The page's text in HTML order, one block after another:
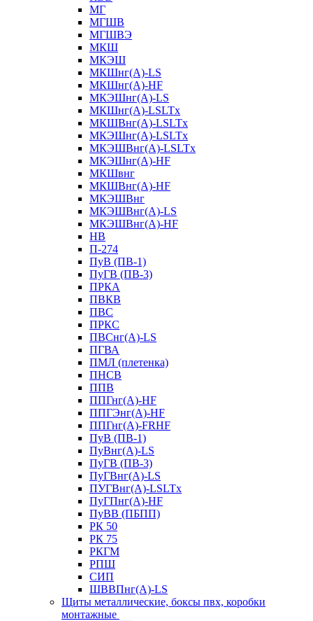
МГ
МГШВ
МГШВЭ
МКШ
МКЭШ
МКШнг(А)-LS
МКШнг(А)-HF
МКЭШнг(А)-LS
МКШнг(А)-LSLTx
МКШВнг(A)-LSLTx
МКЭШнг(А)-LSLTx
МКЭШВнг(A)-LSLTx
МКЭШнг(А)-HF
МКШвнг
МКШВнг(А)-HF
МКЭШВнг
МКЭШВнг(А)-LS
МКЭШВнг(А)-HF
НВ
П-274
ПуВ (ПВ-1)
ПуГВ (ПВ-3)
ПРКА
ПВКВ
ПВС
ПРКС
ПВСнг(А)-LS
ПГВА
ПМЛ (плетенка)
ПНСВ
ППВ
ППГнг(А)-HF
ППГЭнг(А)-HF
ППГнг(А)-FRHF
ПуВ (ПВ-1)
ПуВнг(А)-LS
ПуГВ (ПВ-3)
ПуГВнг(А)-LS
ПУГВнг(А)-LSLTx
ПуГПнг(А)-HF
ПуВВ (ПБПП)
РК 50
РК 75
РКГМ
РПШ
СИП
ШВВПнг(А)-LS
Щиты металлические, боксы пвх, коробки
монтажные